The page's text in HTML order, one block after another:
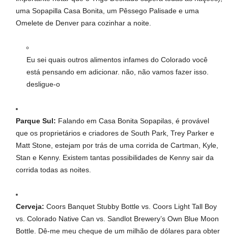
uma Sopapilla Casa Bonita, um Pêssego Palisade e uma
Omelete de Denver para cozinhar a noite.
Eu sei quais outros alimentos infames do Colorado você
está pensando em adicionar. não, não vamos fazer isso.
desligue-o
Parque Sul: Falando em Casa Bonita Sopapilas, é provável
que os proprietários e criadores de South Park, Trey Parker e
Matt Stone, estejam por trás de uma corrida de Cartman, Kyle,
Stan e Kenny. Existem tantas possibilidades de Kenny sair da
corrida todas as noites.
Cerveja: Coors Banquet Stubby Bottle vs. Coors Light Tall Boy
vs. Colorado Native Can vs. Sandlot Brewery’s Own Blue Moon
Bottle. Dê-me meu cheque de um milhão de dólares para obter